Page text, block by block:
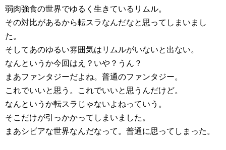
弱肉強食の世界でゆるく生きているリムル。
その対比があるから転スラなんだなと思ってしまいまし
た。
そしてあのゆるい雰囲気はリムルがいないと出ない。
なんというか今回はえ？いや？うん？
まあファンタジーだよね。普通のファンタジー。
これでいいと思う。これでいいと思うんだけど。
なんというか転スラじゃないよねっていう。
そこだけが引っかかってしまいました。
まあシビアな世界なんだなって。普通に思ってしまった。